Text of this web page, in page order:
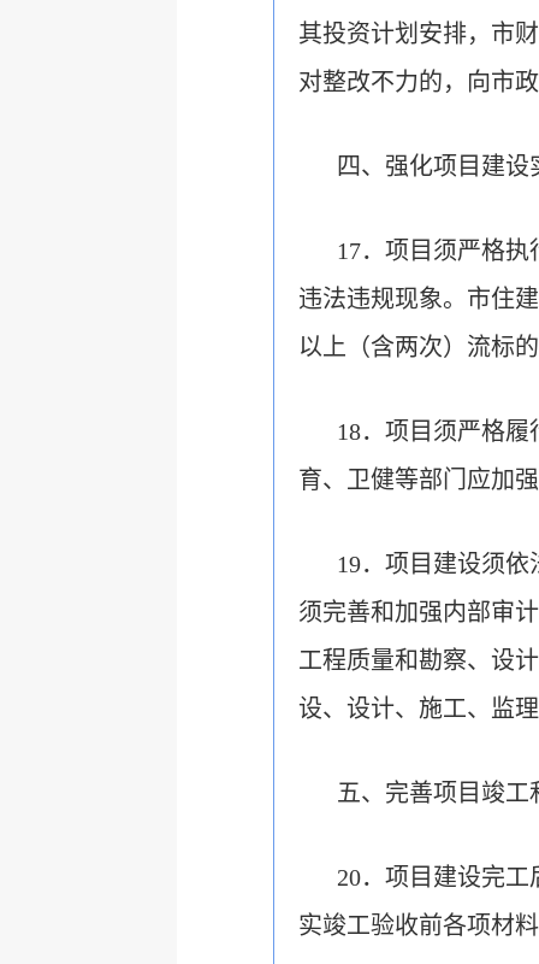
其投资计划安排，市
对整改不力的，向市
四、强化项目建设
17．项目须严格
违法违规现象。市住
以上（含两次）流标
18．项目须严格
育、卫健等部门应加
19．项目建设须
须完善和加强内部审
工程质量和勘察、设
设、设计、施工、监
五、完善项目竣工
20．项目建设完
实竣工验收前各项材